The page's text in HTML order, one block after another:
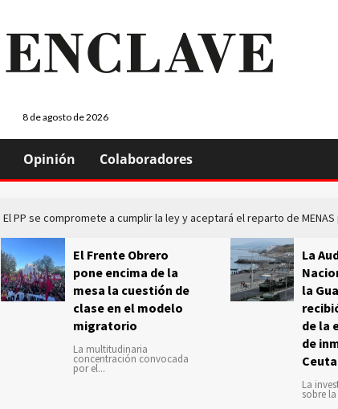
8 de agosto de 2026
Opinión Colaboradores
El PP se compromete a cumplir la ley y aceptará el reparto de
El Frente Obrero
pone encima de la
mesa la cuestión de
clase en el modelo
migratorio
La multitudinaria
concentración convocada
por el...
La
la
de la
de
Ceuta
La
sobre